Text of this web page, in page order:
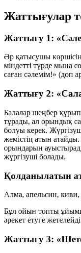
Жаттығулар
Жаттығу 1:
Әр қатысушы
міндетті түрде мына
саған сәлемім!» (доп
Жаттығу 2:
Балалар шеңбер
тұрады, ал орындық
болуы керек.
жемістің атын
орындарын
жүргізуші болады.
Қолданылатын
Алма, апельсин, киви,
Бұл ойын топты
әрекет етуге
Жаттығу 3: